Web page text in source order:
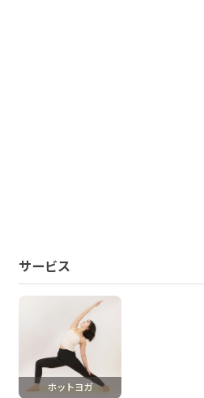
サービス
ホットヨガ